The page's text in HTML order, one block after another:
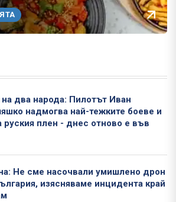
на два народа: Пилотът Иван
надмогва най-тежките боеве и
руския плен - днес отново е във
Не сме насочвали умишлено дрон
изясняваме инцидента край